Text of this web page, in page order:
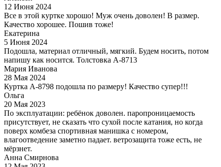
12 Июня 2024
Все в этой куртке хорошо! Муж очень доволен! В размер.
Качество хорошее. Пошив тоже!
Екатерина
5 Июня 2024
Подошла, материал отличный, мягкий. Будем носить, потом
напишу как носится. Толстовка А-8713
Мария Иванова
28 Мая 2024
Куртка А-8798 подошла по размеру! Качество супер!!!
Ольга
20 Мая 2023
По эксплуатации: ребёнок доволен. паропроницаемость
присутствует, не сказать что сухой после катания, но когда
поверх комбеза спортивная манишка с номером,
влагоотведение заметно падает. ветрозащита тоже есть, не
мёрзнет.
Анна Смирнова